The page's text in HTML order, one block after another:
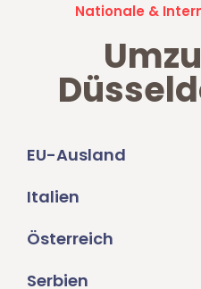
Nationale &
EU-Ausland
Italien
Österreich
Serbien